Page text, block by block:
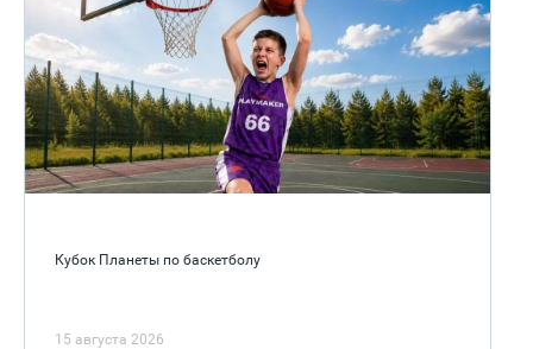
Кубок Планеты по баскетболу
15 августа 2026